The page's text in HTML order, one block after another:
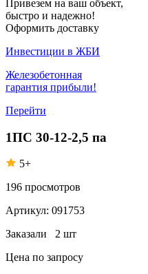
Привезем на ваш объект,
быстро и надежно!
Оформить доставку
Инвестиции в ЖБИ
Железобетонная
гарантия прибыли!
Перейти
1ПС 30-12-2,5 па
5+
196 просмотров
Артикул: 091753
Заказали 2 шт
Цена по запросу